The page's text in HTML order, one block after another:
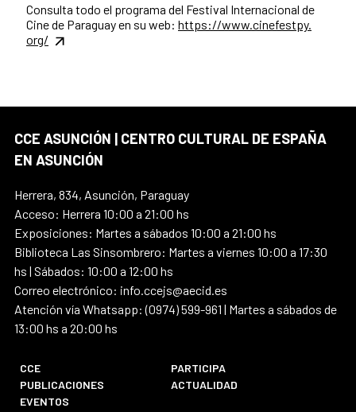
Consulta todo el programa del Festival Internacional de
Cine de Paraguay en su web: https://www.cinefestpy.
org/
CCE ASUNCIÓN | CENTRO CULTURAL DE ESPAÑA
EN ASUNCIÓN
Herrera, 834, Asunción, Paraguay
Acceso: Herrera 10:00 a 21:00 hs
Exposiciones: Martes a sábados 10:00 a 21:00 hs
Biblioteca Las Sinsombrero: Martes a viernes 10:00 a 17:30
hs | Sábados: 10:00 a 12:00 hs
Correo electrónico: info.ccejs@aecid.es
Atención vía Whatsapp: (0974) 599-961 | Martes a sábados de
13:00 hs a 20:00 hs
CCE
PARTICIPA
PUBLICACIONES
ACTUALIDAD
EVENTOS